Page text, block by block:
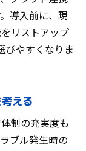
る際のポイ
の秘訣
り活用術
スト最適化
導入前に、現
リストアップ
びやすくなりま
える
制の充実度も
ブル発生時の